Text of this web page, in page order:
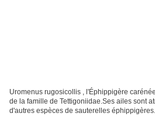
Uromenus rugosicollis , l'Éphippigère
de la famille de Tettigoniidae.Ses ailes sont
d'autres espèces de sauterelles